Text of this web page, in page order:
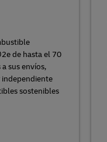
de hasta el 70
sus envíos,
independiente
sostenibles